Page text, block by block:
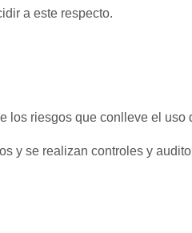
a este respecto.
los riesgos que conlleve el uso
y se realizan controles y